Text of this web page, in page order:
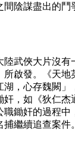
間陰謀盡出的
武俠大片沒
啟發。《天
，心存魏闕
，如《狄仁
職鋤奸的過程
繼續追查案件。